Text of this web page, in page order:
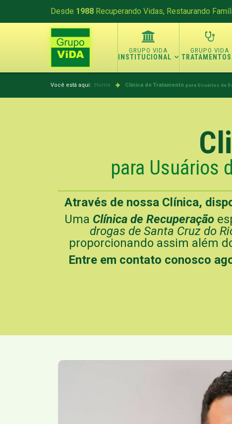
Desde 1988 Recuperando Vidas, Restaurando
INSTITUCIONAL TRATAMENTOS
Você está aqui: Home Clinica de Tratamento para Usuários de
para Usuários
Através de nossa Clínica,
Uma Clínica de Recuperação
drogas de Santa Cruz do
proporcionando assim além
Entre em contato conosco